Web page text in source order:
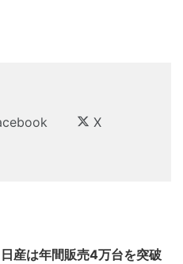
X
産は年間販売4万台を突破